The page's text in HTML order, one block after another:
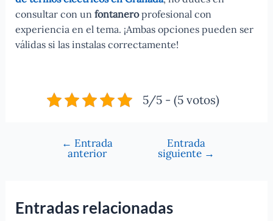
consultar con un fontaneroprofesional con
experiencia en el tema. ¡Ambas opciones pueden ser
válidas si las instalas correctamente!
5/5 - (5 votos)
Navegación
← Entrada
anterior
Entrada
siguiente →
Entradas relacionadas